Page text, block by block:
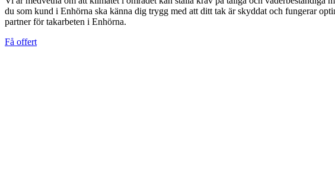
du som kund i Enhörna ska känna dig trygg med att ditt tak är skyddat och fungerar
partner för takarbeten i Enhörna.
Få offert